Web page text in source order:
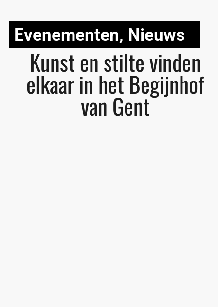
Evenementen, Nieuws
Kunst en stilte vinden
elkaar in het Begijnhof
van Gent